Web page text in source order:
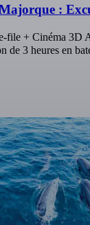
:
file + Cinéma 3D
de 3 heures en